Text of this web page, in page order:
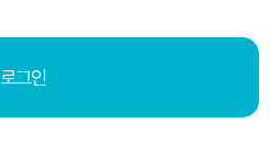
로그인